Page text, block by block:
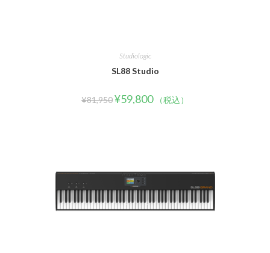
Studiologic
SL88 Studio
¥81,950¥59,800 （税込）